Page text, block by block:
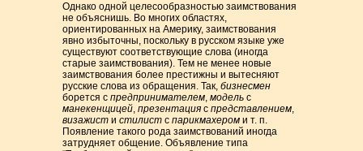
Однако одной целесообразностью заимствования
не объяснишь. Во многих областях,
ориентированных на Америку, заимствования
явно избыточны, поскольку в русском языке уже
существуют соответствующие слова (иногда
старые заимствования). Тем не менее новые
заимствования более престижны и вытесняют
русские слова из обращения. Так,бизнесмен
борется спредпринимателем,модель с
манекенщицей,презентация спредставлением,
визажист истилист спарикмахером и т. п.
Появление такого рода заимствований иногда
затрудняет общение. Объявление типа